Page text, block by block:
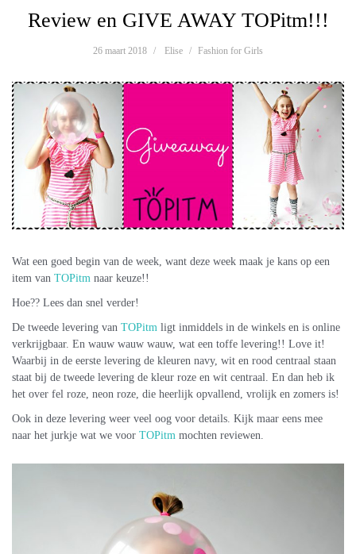
Review en GIVE AWAY TOPitm!!!
26 maart 2018 Elise Fashion for Girls
Wat een goed begin van de week, want deze week maak je kans op een
item van TOPitm naar keuze!!
Hoe?? Lees dan snel verder!
De tweede levering van TOPitm ligt inmiddels in de winkels en is online
verkrijgbaar. En wauw wauw wauw, wat een toffe levering!! Love it!
Waarbij in de eerste levering de kleuren navy, wit en rood centraal staan
staat bij de tweede levering de kleur roze en wit centraal. En dan heb ik
het over fel roze, neon roze, die heerlijk opvallend, vrolijk en zomers is!
Ook in deze levering weer veel oog voor details. Kijk maar eens mee
naar het jurkje wat we voor TOPitm mochten reviewen.